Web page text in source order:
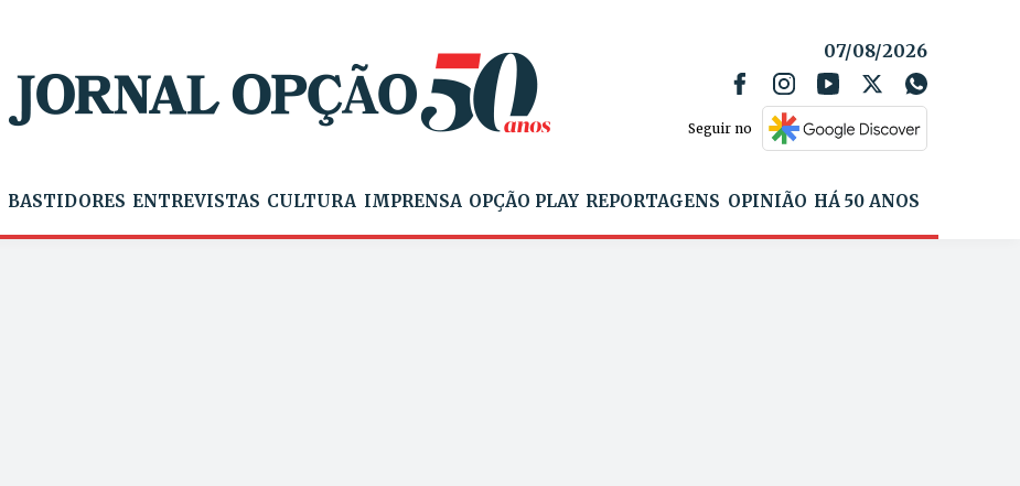
07/08/2026
Seguir no
BASTIDORES ENTREVISTAS CULTURA IMPRENSA OPÇÃO PLAY REPORTAGENS OPINIÃO HÁ 50 ANOS